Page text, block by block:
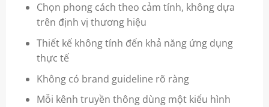
Chọn phong cách theo cảm tính, không dựa
trên định vị thương hiệu
Thiết kế không tính đến khả năng ứng dụng
thực tế
Không có brand guideline rõ ràng
Mỗi kênh truyền thông dùng một kiểu hình